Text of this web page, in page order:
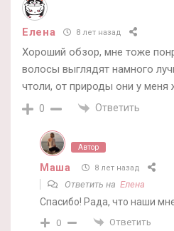
Елена 8 лет назад
Хороший обзор, мне тоже
волосы выглядят намного
чтоли, от природы они у меня
0 Ответить
Автор
Маша 8 лет назад
Ответить на Елена
Спасибо! Рада, что наши
0 Ответить